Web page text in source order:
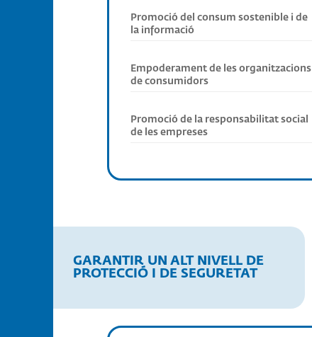
Promoció del consum sostenible i de
la informació
Empoderament de les organitzacions
de consumidors
Promoció de la responsabilitat social
de les empreses
GARANTIR UN ALT NIVELL DE
PROTECCIÓ I DE SEGURETAT